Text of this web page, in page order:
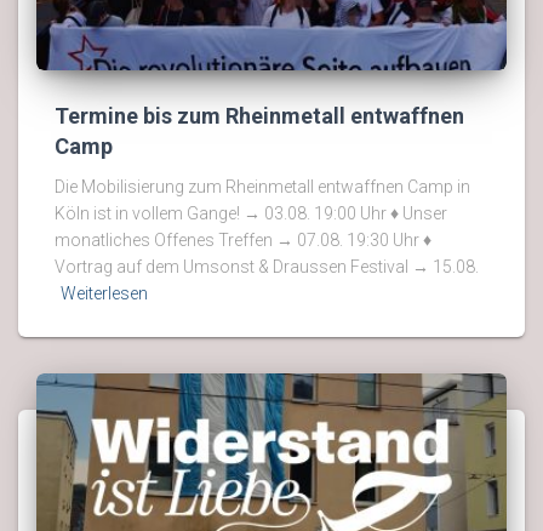
Termine bis zum Rheinmetall entwaffnen
Camp
Die Mobilisierung zum Rheinmetall entwaffnen Camp in
Köln ist in vollem Gange! → 03.08. 19:00 Uhr ♦ Unser
monatliches Offenes Treffen → 07.08. 19:30 Uhr ♦
Vortrag auf dem Umsonst & Draussen Festival → 15.08.
Weiterlesen